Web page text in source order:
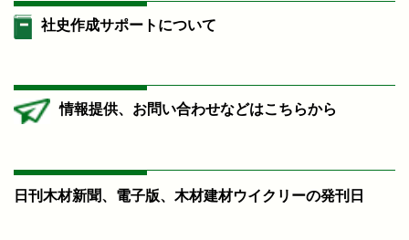
社史作成サポートについて
情報提供、お問い合わせなどはこちらから
日刊木材新聞、電子版、木材建材ウイクリーの発刊日